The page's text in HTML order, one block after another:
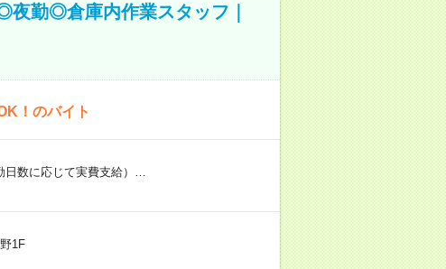
勤◎倉庫内作業スタッフ｜
！のバイト
数に応じて実費支給）…
1F